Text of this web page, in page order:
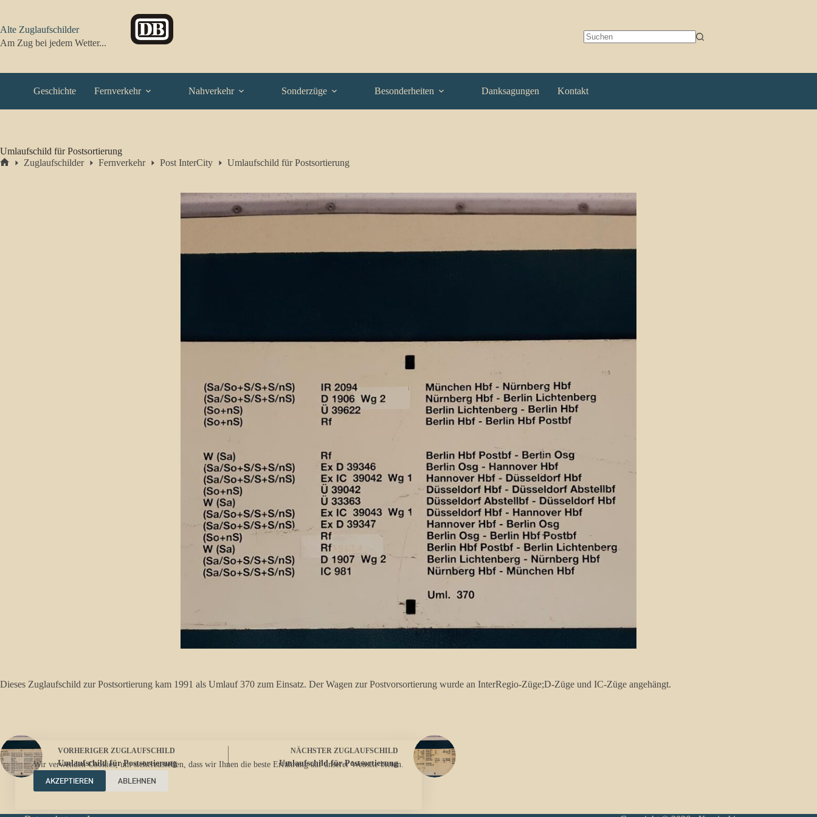
springen
Wir verwenden Cookies, um sicherzustellen, dass wir Ihnen die beste Erfahrung auf unserer Website bieten.
AKZEPTIEREN
ABLEHNEN
Alte Zuglaufschilder
Am Zug bei jedem Wetter...
Geschichte Fernverkehr Nahverkehr Sonderzüge Besonderheiten Danksagungen Kontakt
Umlaufschild für Postsortierung
Zuglaufschilder Fernverkehr Post InterCity Umlaufschild für Postsortierung
Dieses Zuglaufschild zur Postsortierung kam 1991 als Umlauf 370 zum Einsatz. Der Wagen zur Postvorsortierung wurde an InterRegio-Züge;D-Züge und IC-Züge angehängt.
VORHERIGER ZUGLAUFSCHILD
Umlaufschild für Postsortierung
NÄCHSTER ZUGLAUFSCHILD
Umlaufschild für Postsortierung